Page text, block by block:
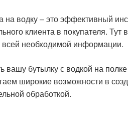
на водку – это эффективный
клиента в покупателя.
необходимой информации.
вашу бутылку с водкой на
широкие возможности в
обработкой.